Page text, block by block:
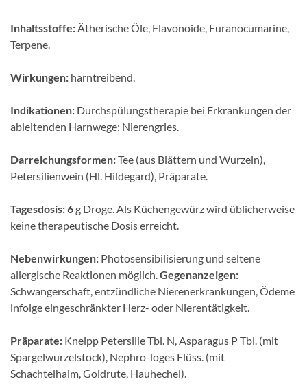
Inhaltsstoffe: Ätherische Öle, Flavonoide, Furanocumarine,
Terpene.
Wirkungen: harntreibend.
Indikationen: Durchspülungstherapie bei Erkrankungen der
ableitenden Harnwege; Nierengries.
Darreichungsformen:Tee (aus Blättern und Wurzeln),
Petersilienwein (Hl. Hildegard), Präparate.
Tagesdosis: 6g Droge. Als Küchengewürz wird üblicherweise
keine therapeutische Dosis erreicht.
Nebenwirkungen: Photosensibilisierung und seltene
allergische Reaktionen möglich. Gegenanzeigen:
Schwangerschaft, entzündliche Nierenerkrankungen, Ödeme
infolge eingeschränkter Herz- oder Nierentätigkeit.
Präparate: Kneipp Petersilie Tbl. N, Asparagus P Tbl. (mit
Spargelwurzelstock), Nephro-loges Flüss. (mit
Schachtelhalm, Goldrute, Hauhechel).